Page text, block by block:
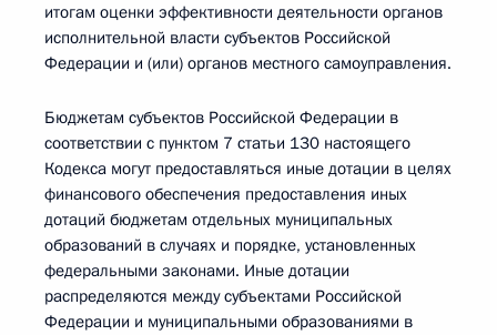
итогам оценки эффективности деятельности органов
исполнительной власти субъектов Российской
Федерации и (или) органов местного самоуправления.
Бюджетам субъектов Российской Федерации в
соответствии с пунктом 7 статьи 130 настоящего
Кодекса могут предоставляться иные дотации в целях
финансового обеспечения предоставления иных
дотаций бюджетам отдельных муниципальных
образований в случаях и порядке, установленных
федеральными законами. Иные дотации
распределяются между субъектами Российской
Федерации и муниципальными образованиями в